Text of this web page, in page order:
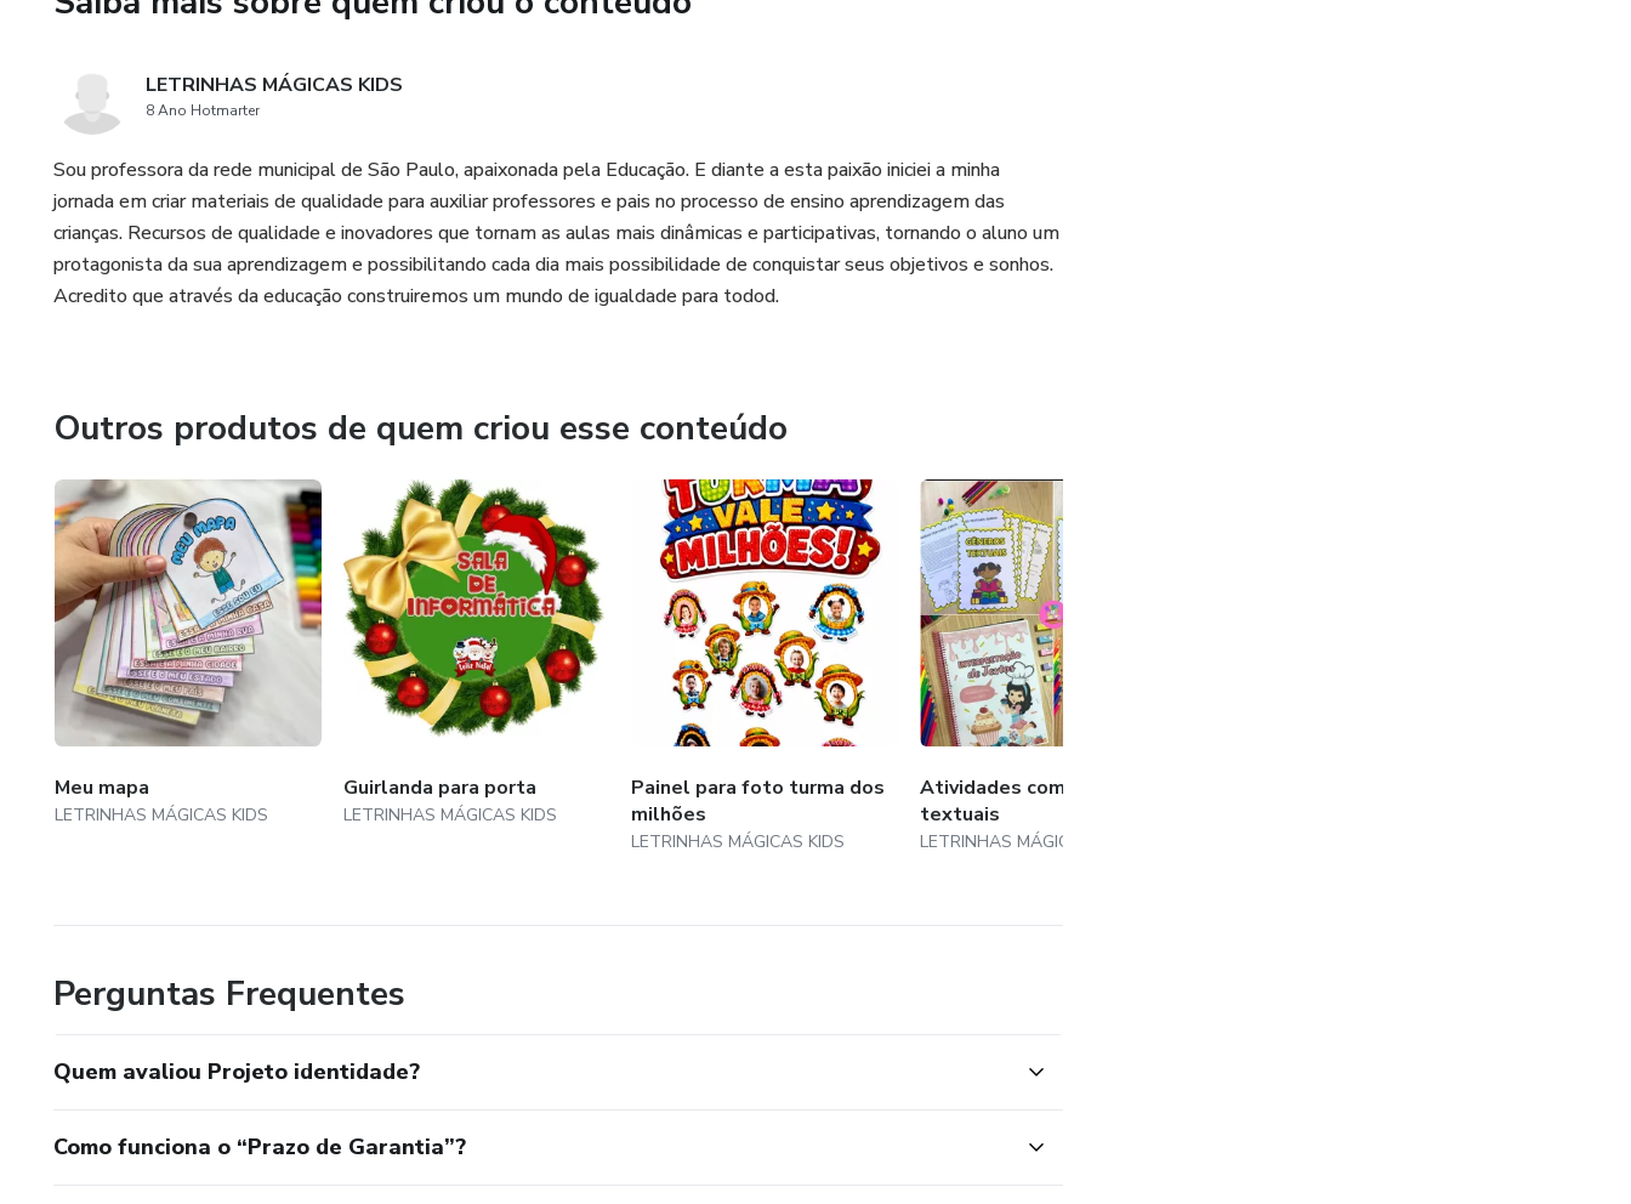
LETRINHAS MÁGICAS KIDS
8 Ano Hotmarter
Sou professora da rede municipal de São Paulo, apaixonada pela Educação. E diante a esta paixão iniciei a minha
jornada em criar materiais de qualidade para auxiliar professores e pais no processo de ensino aprendizagem das
crianças. Recursos de qualidade e inovadores que tornam as aulas mais dinâmicas e participativas, tornando o aluno um
protagonista da sua aprendizagem e possibilitando cada dia mais possibilidade de conquistar seus objetivos e sonhos.
Acredito que através da educação construiremos um mundo de igualdade para todod.
Outros produtos de quem criou esse conteúdo
Meu mapa
LETRINHAS MÁGICAS KIDS
Guirlanda para porta
LETRINHAS MÁGICAS KIDS
Painel para foto turma dos
milhões
LETRINHAS MÁGICAS KIDS
Atividades com gêneros
textuais
LETRINHAS MÁGICAS KIDS
Perguntas Frequentes
Quem avaliou Projeto identidade?
Como funciona o “Prazo de Garantia”?